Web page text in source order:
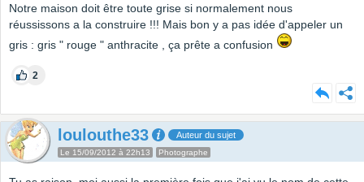
Notre maison doit être toute grise si normalement nous
réussissons a la construire !!! Mais bon y a pas idée d'appeler un
gris : gris " rouge " anthracite , ça prête a confusion
2
loulouthe33 Auteur du sujet
Le 15/09/2012 à 22h13 Photographe